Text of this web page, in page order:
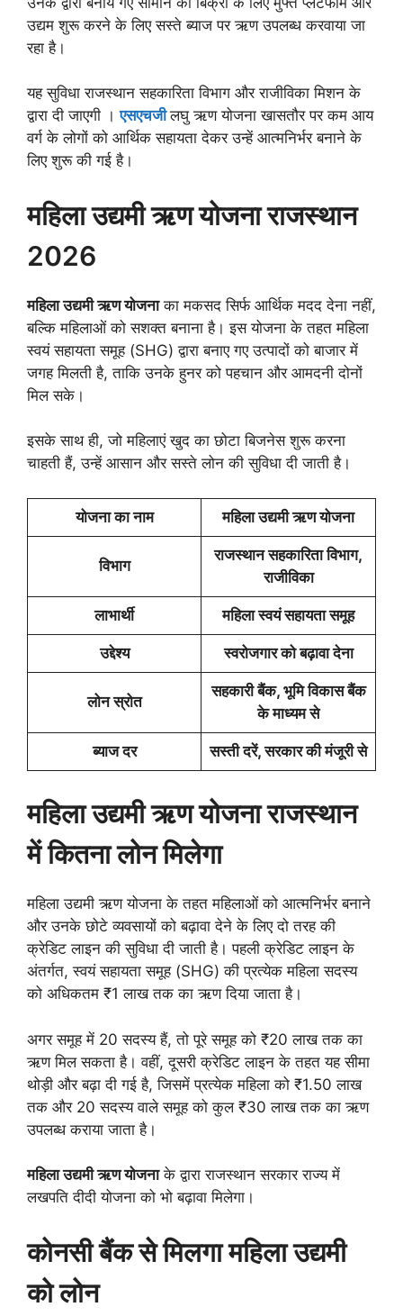
उद्यम शुरू करने के लिए सस्ते ब्याज पर ऋण उपलब्ध करवाया जा
रहा है।
यह सुविधा राजस्थान सहकारिता विभाग और राजीविका मिशन के
द्वारा दी जाएगी ।एसएचजी लघु ऋण योजना खासतौर पर कम आय
वर्ग के लोगों को आर्थिक सहायता देकर उन्हें आत्मनिर्भर बनाने के
लिए शुरू की गई है।
महिला उद्यमी ऋण योजना राजस्थान
2026
महिला उद्यमी ऋण योजनाका मकसद सिर्फ आर्थिक मदद देना नहीं,
बल्कि महिलाओं को सशक्त बनाना है। इस योजना के तहत महिला
स्वयं सहायता समूह (SHG) द्वारा बनाए गए उत्पादों को बाजार में
जगह मिलती है, ताकि उनके हुनर को पहचान और आमदनी दोनों
मिल सके।
इसके साथ ही, जो महिलाएं खुद का छोटा बिजनेस शुरू करना
चाहती हैं, उन्हें आसान और सस्ते लोन की सुविधा दी जाती है।
योजना का नाम महिला उद्यमी ऋण योजना
विभाग
राजस्थान सहकारिता विभाग,
राजीविका
लाभार्थी महिला स्वयं सहायता समूह
उद्देश्य स्वरोजगार को बढ़ावा देना
लोन स्रोत
सहकारी बैंक, भूमि विकास बैंक
के माध्यम से
ब्याज दर सस्ती दरें, सरकार की मंजूरी से
महिला उद्यमी ऋण योजना राजस्थान
में कितना लोन मिलेगा
महिला उद्यमी ऋण योजना के तहत महिलाओं को आत्मनिर्भर बनाने
और उनके छोटे व्यवसायों को बढ़ावा देने के लिए दो तरह की
क्रेडिट लाइन की सुविधा दी जाती है। पहली क्रेडिट लाइन के
अंतर्गत, स्वयं सहायता समूह (SHG) की प्रत्येक महिला सदस्य
को अधिकतम ₹1 लाख तक का ऋण दिया जाता है।
अगर समूह में 20 सदस्य हैं, तो पूरे समूह को ₹20 लाख तक का
ऋण मिल सकता है। वहीं, दूसरी क्रेडिट लाइन के तहत यह सीमा
थोड़ी और बढ़ा दी गई है, जिसमें प्रत्येक महिला को ₹1.50 लाख
तक और 20 सदस्य वाले समूह को कुल ₹30 लाख तक का ऋण
उपलब्ध कराया जाता है।
महिला उद्यमी ऋण योजनाके द्वारा राजस्थान सरकार राज्य में
लखपति दीदी योजना को भो बढ़ावा मिलेगा।
कोनसी बैंक से मिलगा महिला उद्यमी
को लोन